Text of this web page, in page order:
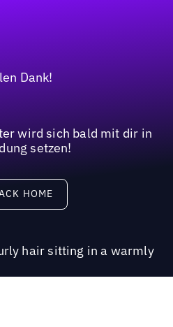
Dank!
wird sich bald mit dir in
setzen!
HOME